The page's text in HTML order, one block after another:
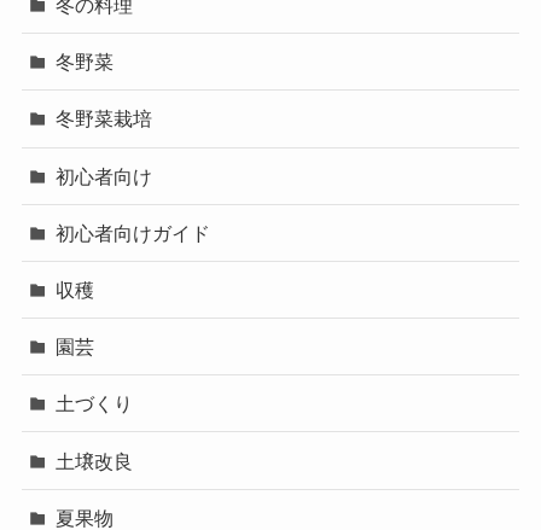
冬の料理
冬野菜
冬野菜栽培
初心者向け
初心者向けガイド
収穫
園芸
土づくり
土壌改良
夏果物